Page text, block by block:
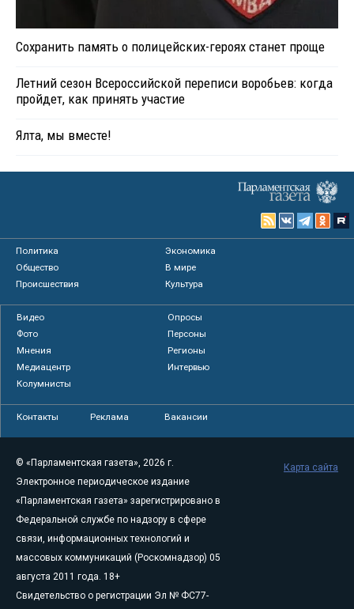
Сохранить память о полицейских-героях станет проще
Летний сезон Всероссийской переписи воробьев: когда
пройдет, как принять участие
Ялта, мы вместе!
Политика
Экономика
Общество
В мире
Происшествия
Культура
Видео
Опросы
Фото
Персоны
Мнения
Регионы
Медиацентр
Интервью
Колумнисты
Контакты Реклама Вакансии
© «Парламентская газета», 2026 г.
Электронное периодическое издание
«Парламентская газета» зарегистрировано в
Федеральной службе по надзору в сфере
связи, информационных технологий и
массовых коммуникаций (Роскомнадзор) 05
августа 2011 года. 18+
Свидетельство о регистрации Эл № ФС77-
Карта сайта